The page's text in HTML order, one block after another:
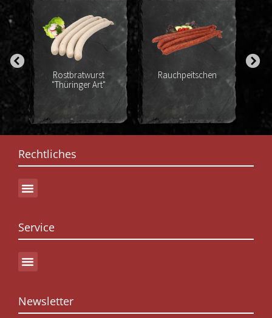
Rostbratwurst
"Thüringer Art"
Rauchpeitschen
Rechtliches
Service
Newsletter